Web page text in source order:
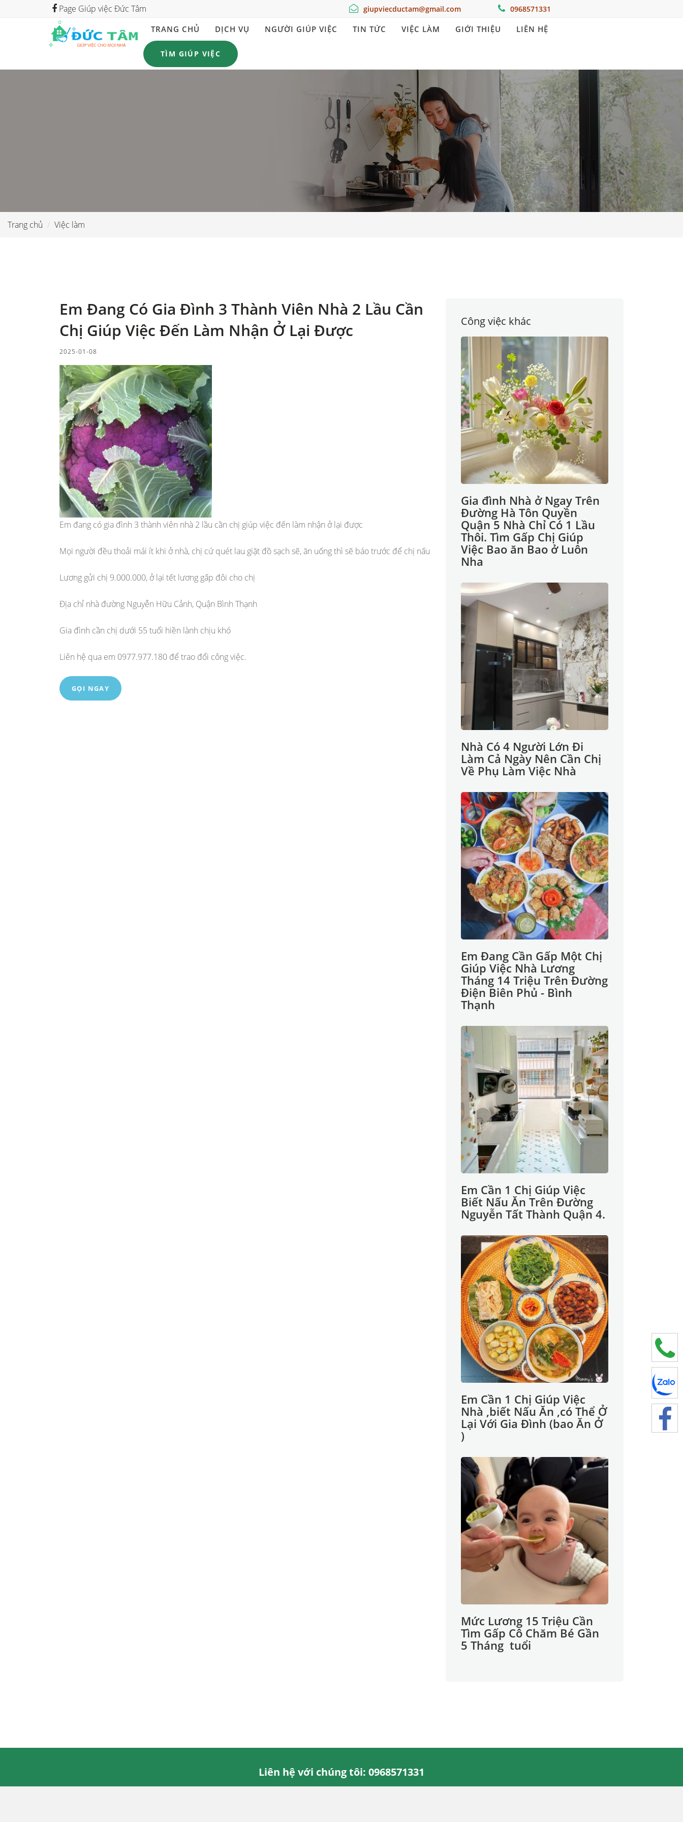
Page Giúp việc Đức Tâm giupviecductam@gmail.com 0968571331
TRANG CHỦ DỊCH VỤ NGƯỜI GIÚP VIỆC TIN TỨC VIỆC LÀM GIỚI THIỆU LIÊN HỆ
TÌM GIÚP VIỆC
Trang chủ Việc làm
Em Đang Có Gia Đình 3 Thành Viên Nhà 2 Lầu Cần
Chị Giúp Việc Đến Làm Nhận Ở Lại Được
2025-01-08
Em đang có gia đình 3 thành viên nhà 2 lầu cần chị giúp việc đến làm nhận ở lại được
Mọi người đều thoải mái ít khi ở nhà, chị cứ quét lau giặt đồ sạch sẽ, ăn uống thì sẽ báo trước để chị nấu
Lương gửi chị 9.000.000, ở lại tết lương gấp đôi cho chị
Địa chỉ nhà đường Nguyễn Hữu Cảnh, Quận Bình Thạnh
Gia đình cần chị dưới 55 tuổi hiền lành chịu khó
Liên hệ qua em 0977.977.180 để trao đổi công việc.
GỌI NGAY
Công việc khác
Gia đình Nhà ở Ngay Trên
Đường Hà Tôn Quyền
Quận 5 Nhà Chỉ Có 1 Lầu
Thôi. Tìm Gấp Chị Giúp
Việc Bao ăn Bao ở Luôn
Nha
Nhà Có 4 Người Lớn Đi
Làm Cả Ngày Nên Cần Chị
Về Phụ Làm Việc Nhà
Em Đang Cần Gấp Một Chị
Giúp Việc Nhà Lương
Tháng 14 Triệu Trên Đường
Điện Biên Phủ - Bình
Thạnh
Em Cần 1 Chị Giúp Việc
Biết Nấu Ăn Trên Đường
Nguyễn Tất Thành Quận 4.
Em Cần 1 Chị Giúp Việc
Nhà ,biết Nấu Ăn ,có Thể Ở
Lại Với Gia Đình (bao Ăn Ở
)
Mức Lương 15 Triệu Cần
Tìm Gấp Cô Chăm Bé Gần
5 Tháng tuổi
Liên hệ với chúng tôi: 0968571331